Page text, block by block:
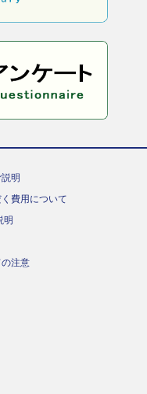
明
費用について
明
の注意